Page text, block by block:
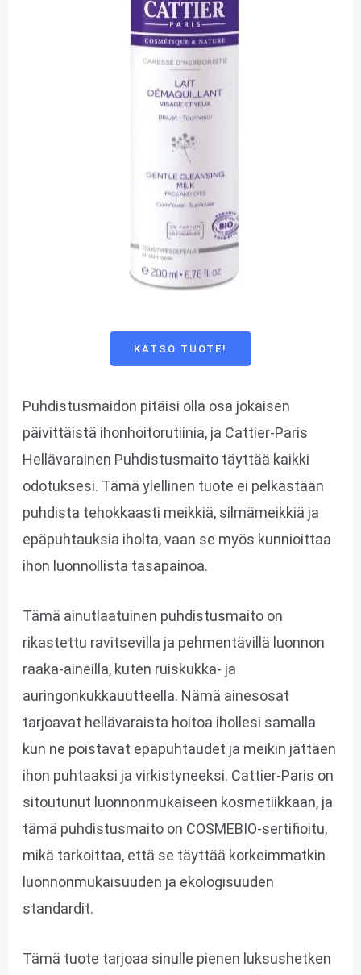
KATSO TUOTE!
Puhdistusmaidon pitäisi olla osa jokaisen
päivittäistä ihonhoitorutiinia, ja Cattier-Paris
Hellävarainen Puhdistusmaito täyttää kaikki
odotuksesi. Tämä ylellinen tuote ei pelkästään
puhdista tehokkaasti meikkiä, silmämeikkiä ja
epäpuhtauksia iholta, vaan se myös kunnioittaa
ihon luonnollista tasapainoa.
Tämä ainutlaatuinen puhdistusmaito on
rikastettu ravitsevilla ja pehmentävillä luonnon
raaka-aineilla, kuten ruiskukka- ja
auringonkukkauutteella. Nämä ainesosat
tarjoavat hellävaraista hoitoa ihollesi samalla
kun ne poistavat epäpuhtaudet ja meikin jättäen
ihon puhtaaksi ja virkistyneeksi. Cattier-Paris on
sitoutunut luonnonmukaiseen kosmetiikkaan, ja
tämä puhdistusmaito on COSMEBIO-sertifioitu,
mikä tarkoittaa, että se täyttää korkeimmatkin
luonnonmukaisuuden ja ekologisuuden
standardit.
Tämä tuote tarjoaa sinulle pienen luksushetken